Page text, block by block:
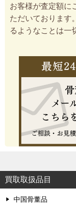
お客様が査定額に
ただいております
るようなことは一
買取取扱品目
中国骨董品